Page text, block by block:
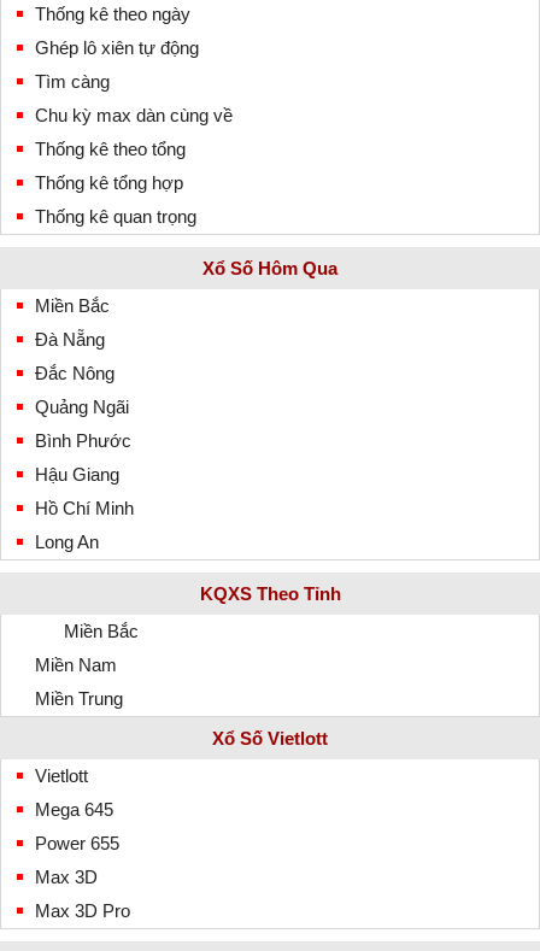
Thống kê theo ngày
Ghép lô xiên tự động
Tìm càng
Chu kỳ max dàn cùng về
Thống kê theo tổng
Thống kê tổng hợp
Thống kê quan trọng
Xổ Số Hôm Qua
Miền Bắc
Đà Nẵng
Đắc Nông
Quảng Ngãi
Bình Phước
Hậu Giang
Hồ Chí Minh
Long An
KQXS Theo Tỉnh
Miền Bắc
Miền Nam
Miền Trung
Xổ Số Vietlott
Vietlott
Mega 645
Power 655
Max 3D
Max 3D Pro